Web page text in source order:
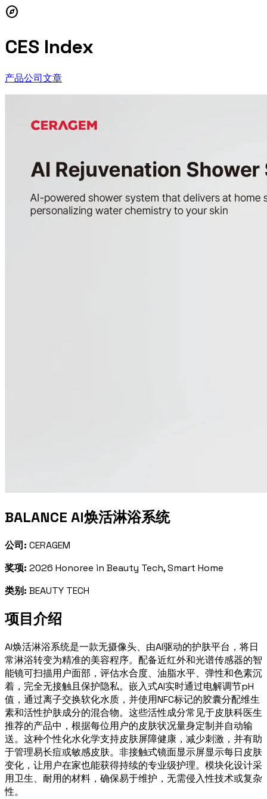
explore
CES Index
产品公司文章
BALANCE AI焕活淋浴系统
公司: CERAGEM
奖项: 2026 Honoree in Beauty Tech, Smart Home
类别: BEAUTY TECH
项目介绍
AI焕活淋浴系统是一款无摄像头、由AI驱动的护肤平台，将日
常淋浴转变为精准的美容程序。配备近红外和光谱传感器的智
能镜可扫描用户面部，评估水合度、油脂水平、弹性和色素沉
着，完全无接触且保护隐私。嵌入式AI实时通过电解调节pH
值，通过离子交换软化水质，并使用NFC标记的胶囊分配维生
素和活性护肤成分的混合物。这些活性成分常见于皮肤科医生
推荐的产品中，根据每位用户的皮肤状况量身定制并自动输
送。这种个性化水化学支持皮肤屏障健康，减少刺激，并有助
于管理易长痘或敏感皮肤。非接触式镜面显示屏显示每日皮肤
变化，让用户在家也能获得持续的专业级护理。模块化设计采
用卫生、耐用的材料，确保易于维护，无需侵入性技术或复杂
性。